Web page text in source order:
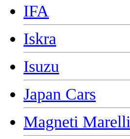
IFA
Iskra
Isuzu
Japan Cars
Magneti Marelli